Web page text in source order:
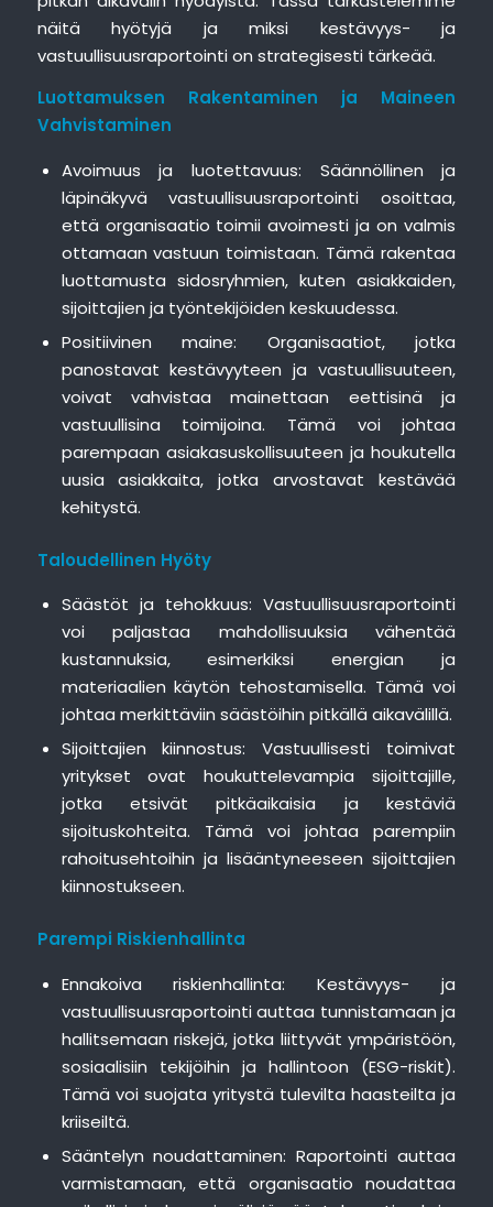
näitä hyötyjä ja miksi kestävyys- ja
vastuullisuusraportointi on strategisesti tärkeää.
Luottamuksen Rakentaminen ja Maineen
Vahvistaminen
Avoimuus ja luotettavuus: Säännöllinen ja
läpinäkyvä vastuullisuusraportointi osoittaa,
että organisaatio toimii avoimesti ja on valmis
ottamaan vastuun toimistaan. Tämä rakentaa
luottamusta sidosryhmien, kuten asiakkaiden,
sijoittajien ja työntekijöiden keskuudessa.
Positiivinen maine: Organisaatiot, jotka
panostavat kestävyyteen ja vastuullisuuteen,
voivat vahvistaa mainettaan eettisinä ja
vastuullisina toimijoina. Tämä voi johtaa
parempaan asiakasuskollisuuteen ja houkutella
uusia asiakkaita, jotka arvostavat kestävää
kehitystä.
Taloudellinen Hyöty
Säästöt ja tehokkuus: Vastuullisuusraportointi
voi paljastaa mahdollisuuksia vähentää
kustannuksia, esimerkiksi energian ja
materiaalien käytön tehostamisella. Tämä voi
johtaa merkittäviin säästöihin pitkällä aikavälillä.
Sijoittajien kiinnostus: Vastuullisesti toimivat
yritykset ovat houkuttelevampia sijoittajille,
jotka etsivät pitkäaikaisia ja kestäviä
sijoituskohteita. Tämä voi johtaa parempiin
rahoitusehtoihin ja lisääntyneeseen sijoittajien
kiinnostukseen.
Parempi Riskienhallinta
Ennakoiva riskienhallinta: Kestävyys- ja
vastuullisuusraportointi auttaa tunnistamaan ja
hallitsemaan riskejä, jotka liittyvät ympäristöön,
sosiaalisiin tekijöihin ja hallintoon (ESG-riskit).
Tämä voi suojata yritystä tulevilta haasteilta ja
kriiseiltä.
Sääntelyn noudattaminen: Raportointi auttaa
varmistamaan, että organisaatio noudattaa